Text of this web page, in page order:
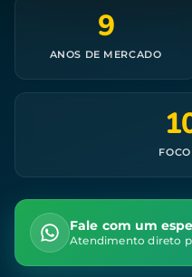
9
ANOS DE MERCADO
Fale com um
Atendimento direto